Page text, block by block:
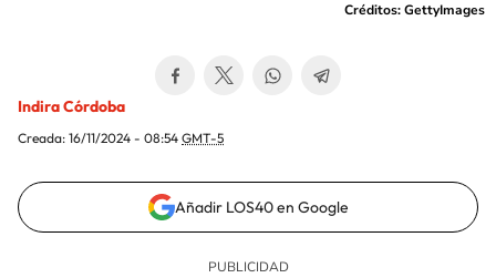
Créditos: GettyImages
Indira Córdoba
Creada: 16/11/2024 - 08:54 GMT-5
Añadir LOS40 en Google